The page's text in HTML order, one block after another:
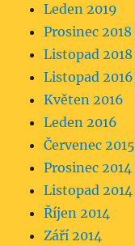
Leden 2019
Prosinec 2018
Listopad 2018
Listopad 2016
Květen 2016
Leden 2016
Červenec 2015
Prosinec 2014
Listopad 2014
Říjen 2014
Září 2014